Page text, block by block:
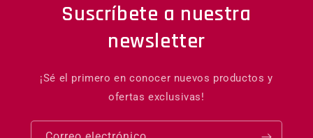
Suscríbete a nuestra
newsletter
¡Sé el primero en conocer nuevos productos y
ofertas exclusivas!